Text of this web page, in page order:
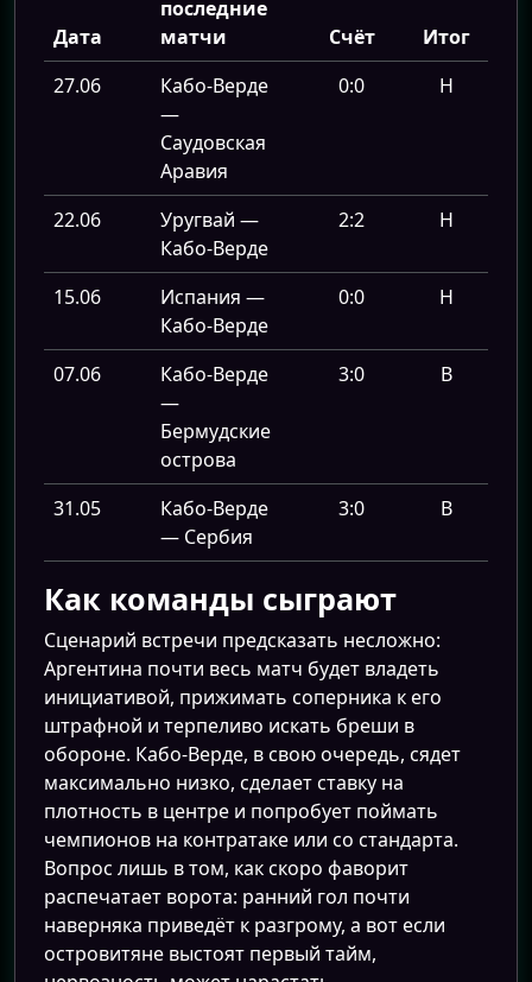
Дата
последние
матчи
Счёт
Итог
27.06
Кабо-Верде
—
Саудовская
Аравия
0:0 Н
22.06
Уругвай —
Кабо-Верде
2:2 Н
15.06
Испания —
Кабо-Верде
0:0 Н
07.06
Кабо-Верде
—
Бермудские
острова
3:0 В
31.05
Кабо-Верде
— Сербия
3:0 В
Как команды сыграют
Сценарий встречи предсказать несложно:
Аргентина почти весь матч будет владеть
инициативой, прижимать соперника к его
штрафной и терпеливо искать бреши в
обороне. Кабо-Верде, в свою очередь, сядет
максимально низко, сделает ставку на
плотность в центре и попробует поймать
чемпионов на контратаке или со стандарта.
Вопрос лишь в том, как скоро фаворит
распечатает ворота: ранний гол почти
наверняка приведёт к разгрому, а вот если
островитяне выстоят первый тайм,